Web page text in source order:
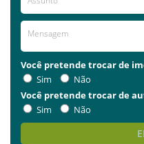
Você pretende trocar de
Sim
Não
Você pretende trocar de
Sim
Não